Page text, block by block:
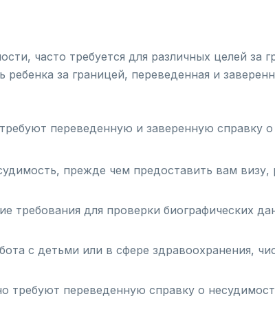
часто требуется для различных целей за
за границей, переведенная и
переведенную и заверенную справку о
прежде чем предоставить вам визу,
для проверки биографических
с детьми или в сфере здравоохранения,
требуют переведенную справку о